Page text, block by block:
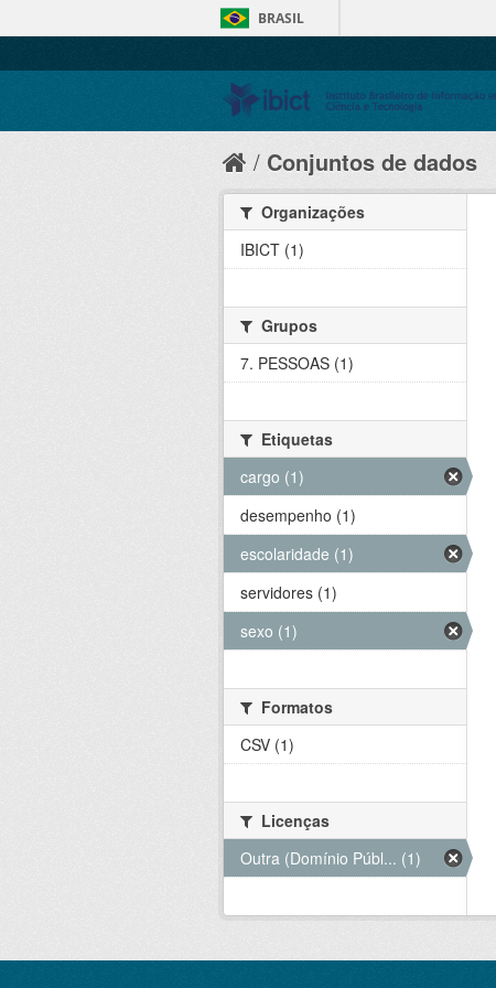
BRASIL
Conjuntos de dados
Organizações
IBICT (1)
Grupos
7. PESSOAS (1)
Etiquetas
cargo (1)
desempenho (1)
escolaridade (1)
servidores (1)
sexo (1)
Formatos
CSV (1)
Licenças
Outra (Domínio Públ... (1)